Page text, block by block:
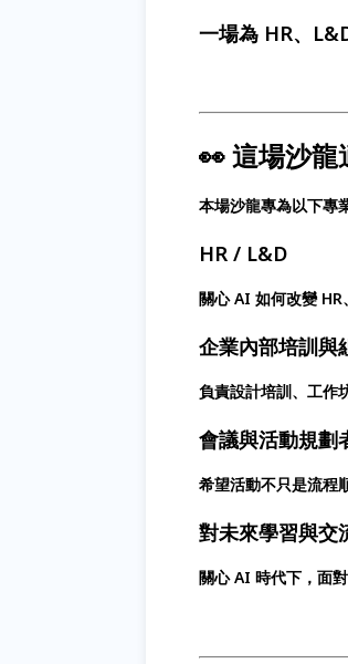
一場為 HR、
👀 這場沙龍
本場沙龍專為以下專
HR / L&D
關心 AI 如何改變 HR
企業內部培訓與
負責設計培訓、工作
會議與活動規劃
希望活動不只是流程
對未來學習與交
關心 AI 時代下，面